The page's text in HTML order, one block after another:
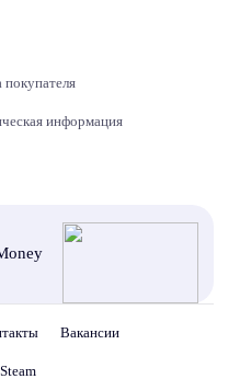
информация
Вакансии